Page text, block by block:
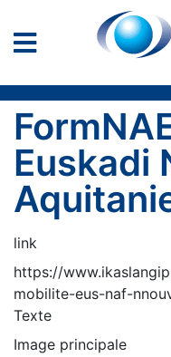
Euskadi
link
https://
mobilite-eus-naf-
Texte
Image principale